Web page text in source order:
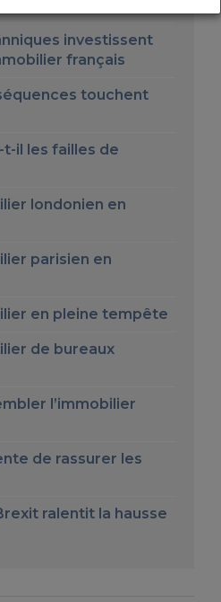
investissent
français
touchent
il les failles de
londonien en
parisien en
en pleine tempête
de bureaux
l’immobilier
de rassurer les
ralentit la hausse